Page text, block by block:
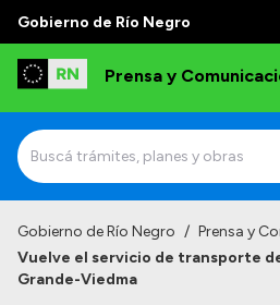
Gobierno de Río Negro
Prensa y
Institucional
Gobierno de Río Negro / Prensa y
Vuelve el servicio de transporte
Grande-Viedma